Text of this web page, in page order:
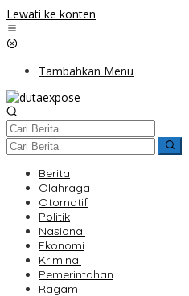
Lewati ke konten
Tambahkan Menu
Berita
Olahraga
Otomatif
Politik
Nasional
Ekonomi
Kriminal
Pemerintahan
Ragam